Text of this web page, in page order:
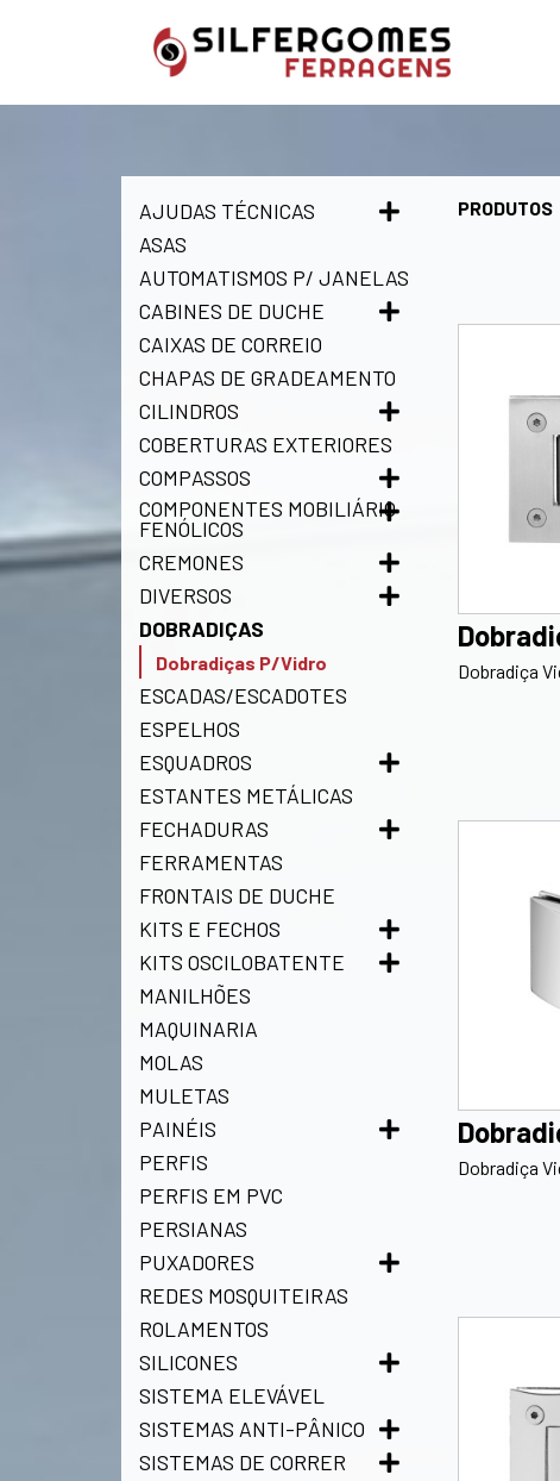
AJUDAS TÉCNICAS
ASAS
AUTOMATISMOS P/ JANELAS
CABINES DE DUCHE
CAIXAS DE CORREIO
CHAPAS DE GRADEAMENTO
CILINDROS
COBERTURAS EXTERIORES
COMPASSOS
COMPONENTES MOBILIÁRIO
FENÓLICOS
CREMONES
DIVERSOS
DOBRADIÇAS
Dobradiças P/Vidro
ESCADAS/ESCADOTES
ESPELHOS
ESQUADROS
ESTANTES METÁLICAS
FECHADURAS
FERRAMENTAS
FRONTAIS DE DUCHE
KITS E FECHOS
KITS OSCILOBATENTE
MANILHÕES
MAQUINARIA
MOLAS
MULETAS
PAINÉIS
PERFIS
PERFIS EM PVC
PERSIANAS
PUXADORES
REDES MOSQUITEIRAS
ROLAMENTOS
SILICONES
SISTEMA ELEVÁVEL
SISTEMAS ANTI-PÂNICO
SISTEMAS DE CORRER
PRODUTOS
Dobradiça
Dobradiça